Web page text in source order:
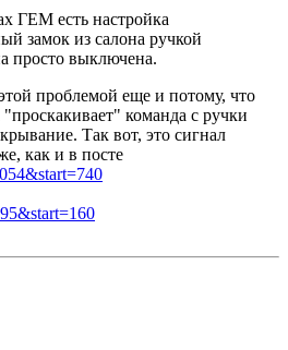
ГЕМ есть настройка
замок из салона ручкой
просто выключена.
проблемой еще и потому, что
команда с ручки
Так вот, это сигнал
как и в посте